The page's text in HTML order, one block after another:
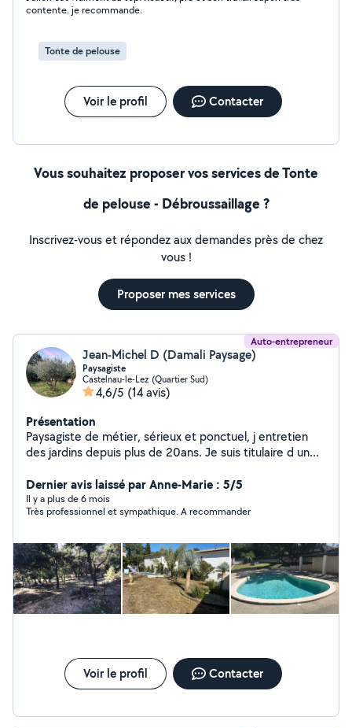
contente. je recommande.
Tonte de pelouse
Voir le profil Contacter
Vous souhaitez proposer vos services de Tonte
de pelouse - Débroussaillage ?
Inscrivez-vous et répondez aux demandes près de chez
vous !
Proposer mes services
Auto-entrepreneur
Jean-Michel D (Damali Paysage)
Paysagiste
Castelnau-le-Lez (Quartier Sud)
4,6/5 (14 avis)
Présentation
Paysagiste de métier, sérieux et ponctuel, j entretien
des jardins depuis plus de 20ans. Je suis titulaire d un
et d un BEP aménagement de l espace. Mes spécialités
sont le débroussaillement, la taille de toute sorte de
haie et d arbustes, l élagage et l abattage délicat.
Dernier avis laissé par Anne-Marie : 5/5
Il y a plus de 6 mois
Très professionnel et sympathique. A recommander
Voir le profil Contacter